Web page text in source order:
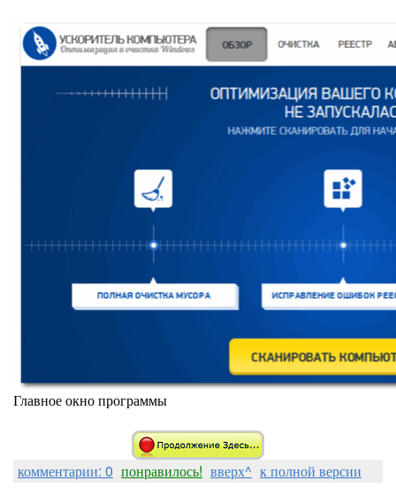
Главное окно программы
комментарии: 0 понравилось! вверх^ к полной версии